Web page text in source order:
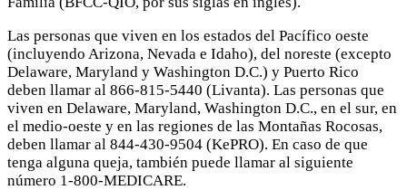
Las personas que viven en los estados del Pacífico oeste
(incluyendo Arizona, Nevada e Idaho), del noreste (excepto
Delaware, Maryland y Washington D.C.) y Puerto Rico
deben llamar al 866-815-5440 (Livanta). Las personas que
viven en Delaware, Maryland, Washington D.C., en el sur, en
el medio-oeste y en las regiones de las Montañas Rocosas,
deben llamar al 844-430-9504 (KePRO). En caso de que
tenga alguna queja, también puede llamar al siguiente
número 1-800-MEDICARE.